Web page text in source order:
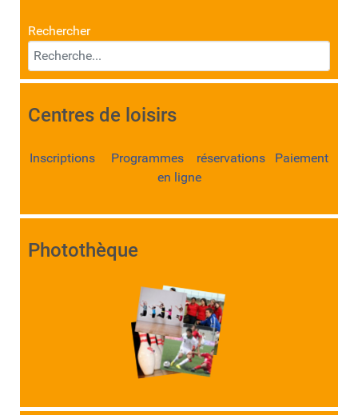
Rechercher
Centres de loisirs
Inscriptions Programmes réservations Paiement
en ligne
Photothèque